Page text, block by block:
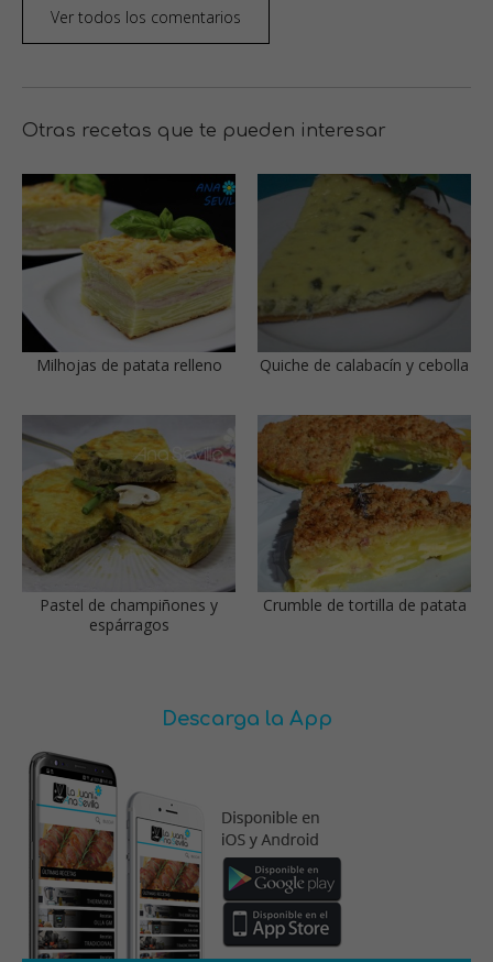
Ver todos los comentarios
Otras recetas que te pueden interesar
Milhojas de patata relleno Quiche de calabacín y cebolla
Pastel de champiñones y
espárragos
Crumble de tortilla de patata
Descarga la App